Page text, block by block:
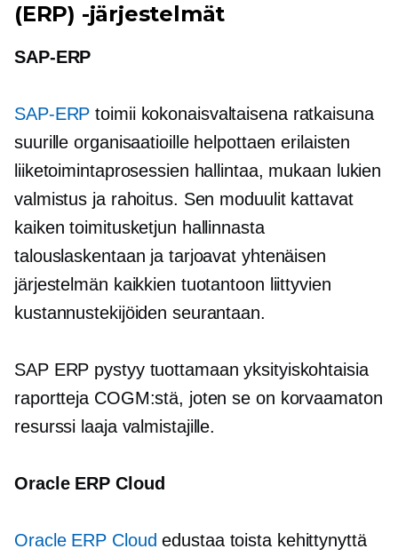
(ERP) -järjestelmät
SAP-ERP
SAP-ERP toimii kokonaisvaltaisena ratkaisuna
suurille organisaatioille helpottaen erilaisten
liiketoimintaprosessien hallintaa, mukaan lukien
valmistus ja rahoitus. Sen moduulit kattavat
kaiken toimitusketjun hallinnasta
talouslaskentaan ja tarjoavat yhtenäisen
järjestelmän kaikkien tuotantoon liittyvien
kustannustekijöiden seurantaan.
SAP ERP pystyy tuottamaan yksityiskohtaisia ​​
raportteja COGM:stä, joten se on korvaamaton
resurssi laajavalmistajille.
Oracle ERP Cloud
Oracle ERP Cloud edustaa toista kehittynyttä